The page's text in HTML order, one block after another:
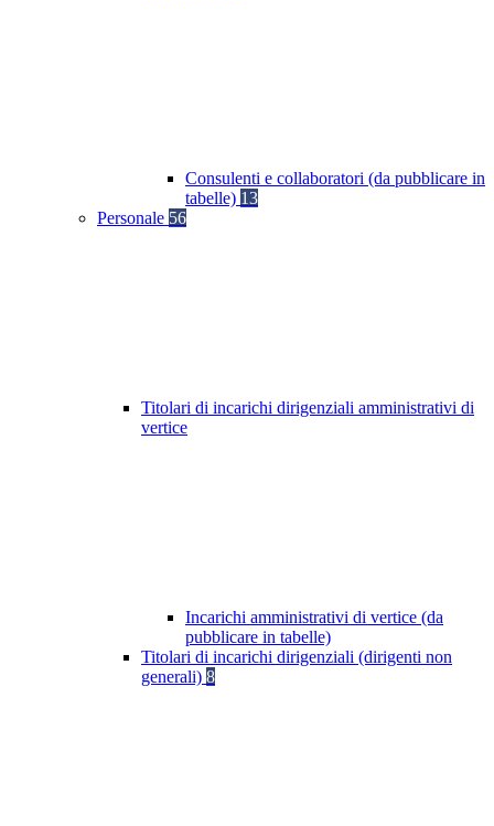
Consulenti e collaboratori (da pubblicare in
tabelle) 13
Personale 56
Titolari di incarichi dirigenziali amministrativi di
vertice
Incarichi amministrativi di vertice (da
pubblicare in tabelle)
Titolari di incarichi dirigenziali (dirigenti non
generali) 8